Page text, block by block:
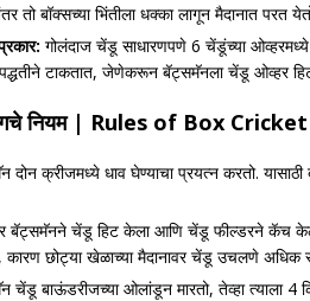
तो बॉक्सच्या भिंतीला धक्का लागून मैदानात
गोलंदाज चेंडू साधारणपणे 6 चेंडूंच्या
टाकतात, जेणेकरून बॅट्समॅनला चेंडू ओव्हर
नियम| Rules of Box
दोन क्रीजमध्ये धाव घेण्याचा प्रयत्न करतो.
बॅट्समॅनने चेंडू हिट केला आणि चेंडू फील्डरने कॅच
कारण छोट्या खेळाच्या मैदानावर चेंडू उचलणे
चेंडू बाऊंडरीजच्या ओलांडून मारतो, तेव्हा त्याला 4